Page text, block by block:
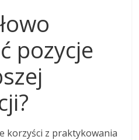
pozycje
korzyści z praktykowania